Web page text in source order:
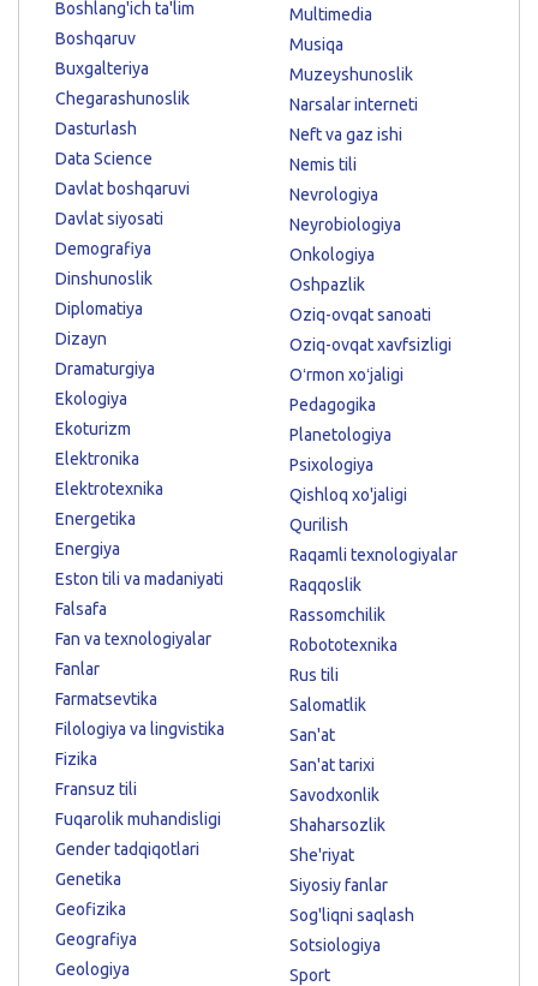
Boshlang'ich ta'lim
Boshqaruv
Buxgalteriya
Chegarashunoslik
Dasturlash
Data Science
Davlat boshqaruvi
Davlat siyosati
Demografiya
Dinshunoslik
Diplomatiya
Dizayn
Dramaturgiya
Ekologiya
Ekoturizm
Elektronika
Elektrotexnika
Energetika
Energiya
Eston tili va madaniyati
Falsafa
Fan va texnologiyalar
Fanlar
Farmatsevtika
Filologiya va lingvistika
Fizika
Fransuz tili
Fuqarolik muhandisligi
Gender tadqiqotlari
Genetika
Geofizika
Geografiya
Geologiya
Multimedia
Musiqa
Muzeyshunoslik
Narsalar interneti
Neft va gaz ishi
Nemis tili
Nevrologiya
Neyrobiologiya
Onkologiya
Oshpazlik
Oziq-ovqat sanoati
Oziq-ovqat xavfsizligi
Oʻrmon xoʻjaligi
Pedagogika
Planetologiya
Psixologiya
Qishloq xo'jaligi
Qurilish
Raqamli texnologiyalar
Raqqoslik
Rassomchilik
Robototexnika
Rus tili
Salomatlik
San'at
San'at tarixi
Savodxonlik
Shaharsozlik
She'riyat
Siyosiy fanlar
Sog'liqni saqlash
Sotsiologiya
Sport